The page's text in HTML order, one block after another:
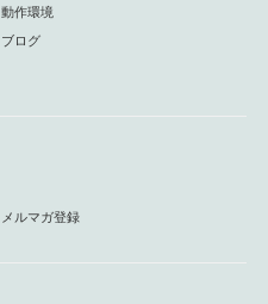
動作環境
ブログ
メルマガ登録